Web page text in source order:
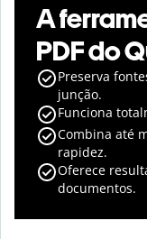
A
PDF do
Preserva
junção.
Funciona
Combina até
rapidez.
Oferece
documentos.